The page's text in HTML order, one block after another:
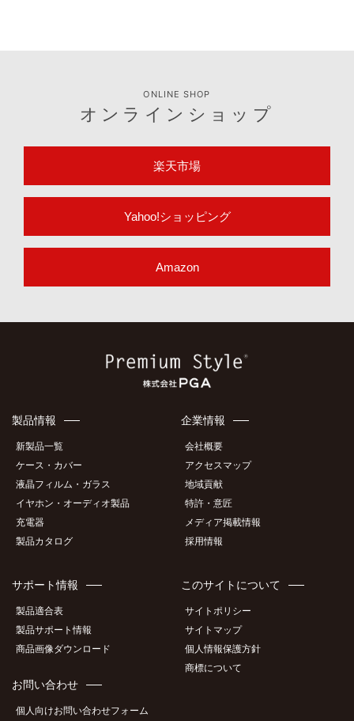
ONLINE SHOP
オンラインショップ
楽天市場
Yahoo!ショッピング
Amazon
製品情報
新製品一覧
ケース・カバー
液晶フィルム・ガラス
イヤホン・オーディオ製品
充電器
製品カタログ
企業情報
会社概要
アクセスマップ
地域貢献
特許・意匠
メディア掲載情報
採用情報
サポート情報
製品適合表
製品サポート情報
商品画像ダウンロード
お問い合わせ
個人向けお問い合わせフォーム
このサイトについて
サイトポリシー
サイトマップ
個人情報保護方針
商標について